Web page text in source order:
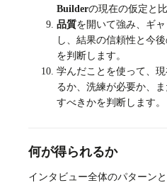
Builderの現在の仮定と
品質を開いて強み、ギ
し、結果の信頼性と今
を判断します。
学んだことを使って、
るか、洗練が必要か、
すべきかを判断します。
何が得られるか
インタビュー全体のパターン